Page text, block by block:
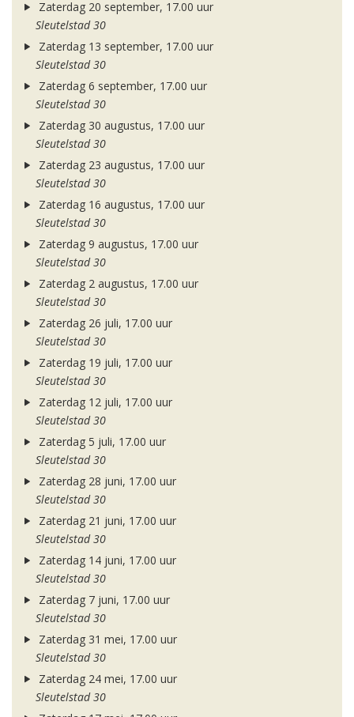
Zaterdag 20 september, 17.00 uur
Sleutelstad 30
Zaterdag 13 september, 17.00 uur
Sleutelstad 30
Zaterdag 6 september, 17.00 uur
Sleutelstad 30
Zaterdag 30 augustus, 17.00 uur
Sleutelstad 30
Zaterdag 23 augustus, 17.00 uur
Sleutelstad 30
Zaterdag 16 augustus, 17.00 uur
Sleutelstad 30
Zaterdag 9 augustus, 17.00 uur
Sleutelstad 30
Zaterdag 2 augustus, 17.00 uur
Sleutelstad 30
Zaterdag 26 juli, 17.00 uur
Sleutelstad 30
Zaterdag 19 juli, 17.00 uur
Sleutelstad 30
Zaterdag 12 juli, 17.00 uur
Sleutelstad 30
Zaterdag 5 juli, 17.00 uur
Sleutelstad 30
Zaterdag 28 juni, 17.00 uur
Sleutelstad 30
Zaterdag 21 juni, 17.00 uur
Sleutelstad 30
Zaterdag 14 juni, 17.00 uur
Sleutelstad 30
Zaterdag 7 juni, 17.00 uur
Sleutelstad 30
Zaterdag 31 mei, 17.00 uur
Sleutelstad 30
Zaterdag 24 mei, 17.00 uur
Sleutelstad 30